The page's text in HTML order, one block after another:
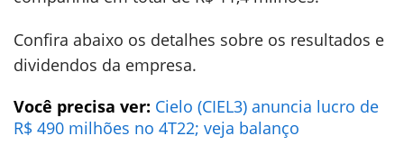
Confira abaixo os detalhes sobre os resultados e
dividendos da empresa.
Você precisa ver: Cielo (CIEL3) anuncia lucro de
R$ 490 milhões no 4T22; veja balanço